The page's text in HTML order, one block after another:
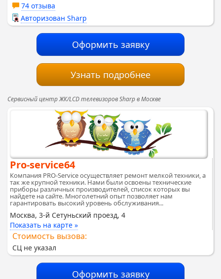
74 отзыва
Авторизован Sharp
Оформить заявку
Узнать подробнее
Сервисный центр ЖК/LCD телевизоров Sharp в Москве
Pro-service64
Компания PRO-Service осуществляет ремонт мелкой техники, а
так же крупной техники. Нами были освоены технические
приборы различных производителей, список которых вы
найдете на сайте. Многолетний опыт позволяет нам
гарантировать высокий уровень обслуживания...
Москва, 3-й Сетуньский проезд, 4
Показать на карте »
Стоимость вызова:
СЦ не указал
Оформить заявку